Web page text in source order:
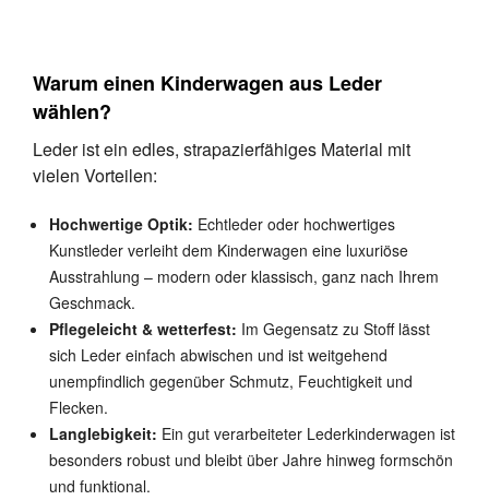
Warum einen Kinderwagen aus Leder
wählen?
Leder ist ein edles, strapazierfähiges Material mit
vielen Vorteilen:
Hochwertige Optik: Echtleder oder hochwertiges
Kunstleder verleiht dem Kinderwagen eine luxuriöse
Ausstrahlung – modern oder klassisch, ganz nach Ihrem
Geschmack.
Pflegeleicht & wetterfest: Im Gegensatz zu Stoff lässt
sich Leder einfach abwischen und ist weitgehend
unempfindlich gegenüber Schmutz, Feuchtigkeit und
Flecken.
Langlebigkeit: Ein gut verarbeiteter Lederkinderwagen ist
besonders robust und bleibt über Jahre hinweg formschön
und funktional.